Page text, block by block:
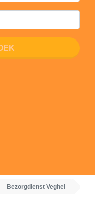
Bezorgdienst Veghel